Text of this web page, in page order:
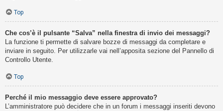
Top
Che cos’è il pulsante “Salva” nella finestra di invio dei messaggi?
La funzione ti permette di salvare bozze di messaggi da completare e
inviare in seguito. Per utilizzarle vai nell’apposita sezione del Pannello di
Controllo Utente.
Top
Perché il mio messaggio deve essere approvato?
L’amministratore può decidere che in un forum i messaggi inseriti devono